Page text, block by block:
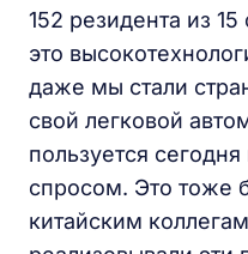
152 резидента из
это
даже мы стали
свой легковой
пользуется
спросом. Это тоже
китайским